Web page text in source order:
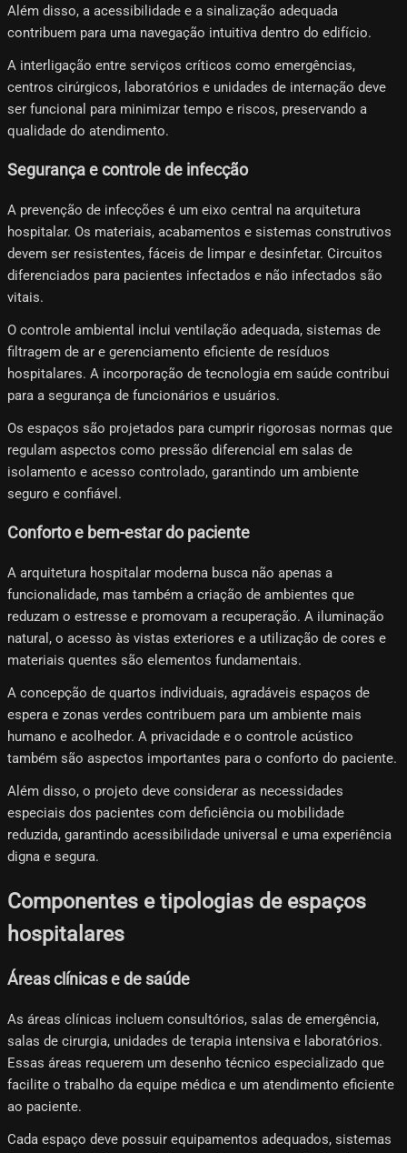
Além disso, a acessibilidade e a sinalização adequada
contribuem para uma navegação intuitiva dentro do edifício.
A interligação entre serviços críticos como emergências,
centros cirúrgicos, laboratórios e unidades de internação deve
ser funcional para minimizar tempo e riscos, preservando a
qualidade do atendimento.
Segurança e controle de infecção
A prevenção de infecções é um eixo central na arquitetura
hospitalar. Os materiais, acabamentos e sistemas construtivos
devem ser resistentes, fáceis de limpar e desinfetar. Circuitos
diferenciados para pacientes infectados e não infectados são
vitais.
O controle ambiental inclui ventilação adequada, sistemas de
filtragem de ar e gerenciamento eficiente de resíduos
hospitalares. A incorporação de tecnologia em saúde contribui
para a segurança de funcionários e usuários.
Os espaços são projetados para cumprir rigorosas normas que
regulam aspectos como pressão diferencial em salas de
isolamento e acesso controlado, garantindo um ambiente
seguro e confiável.
Conforto e bem-estar do paciente
A arquitetura hospitalar moderna busca não apenas a
funcionalidade, mas também a criação de ambientes que
reduzam o estresse e promovam a recuperação. A iluminação
natural, o acesso às vistas exteriores e a utilização de cores e
materiais quentes são elementos fundamentais.
A concepção de quartos individuais, agradáveis ​​espaços de
espera e zonas verdes contribuem para um ambiente mais
humano e acolhedor. A privacidade e o controle acústico
também são aspectos importantes para o conforto do paciente.
Além disso, o projeto deve considerar as necessidades
especiais dos pacientes com deficiência ou mobilidade
reduzida, garantindo acessibilidade universal e uma experiência
digna e segura.
Componentes e tipologias de espaços
hospitalares
Áreas clínicas e de saúde
As áreas clínicas incluem consultórios, salas de emergência,
salas de cirurgia, unidades de terapia intensiva e laboratórios.
Essas áreas requerem um desenho técnico especializado que
facilite o trabalho da equipe médica e um atendimento eficiente
ao paciente.
Cada espaço deve possuir equipamentos adequados, sistemas